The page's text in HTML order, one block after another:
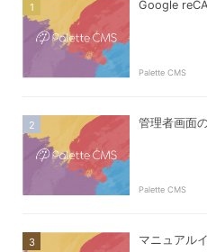
Google
Palette CMS
管理者画面
Palette CMS
マニュアル